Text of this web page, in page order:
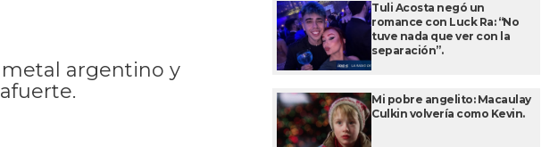
metal argentino y
Tuli Acosta negó un
romance con Luck Ra: “No
tuve nada que ver con la
separación”.
Mi pobre angelito: Macaulay
Culkin volvería como Kevin.